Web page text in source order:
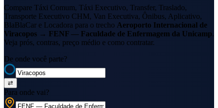
Compare Táxi Comum, Táxi Executivo, Transfer, Traslado,
Transporte Executivo CHM, Van Executiva, Ônibus, Aplicativo,
BlaBlaCar e Locadora para o trecho Aeroporto Internacional de
Viracopos → FENF — Faculdade de Enfermagem da Unicamp.
Veja prós, contras, preço médio e como contratar.
De onde você parte?
⇄
Para onde vai?